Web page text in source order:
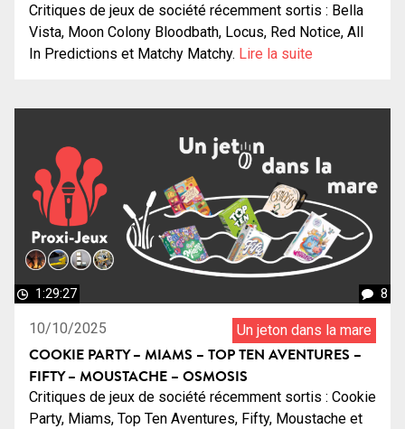
Critiques de jeux de société récemment sortis : Bella
Vista, Moon Colony Bloodbath, Locus, Red Notice, All
In Predictions et Matchy Matchy. Lire la suite
1:29:27 8
10/10/2025 Un jeton dans la mare
COOKIE PARTY – MIAMS – TOP TEN AVENTURES –
FIFTY – MOUSTACHE – OSMOSIS
Critiques de jeux de société récemment sortis : Cookie
Party, Miams, Top Ten Aventures, Fifty, Moustache et